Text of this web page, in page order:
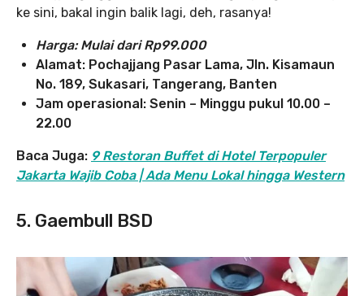
ke sini, bakal ingin balik lagi, deh, rasanya!
Harga: Mulai dari Rp99.000
Alamat: Pochajjang Pasar Lama, Jln. Kisamaun
No. 189, Sukasari, Tangerang, Banten
Jam operasional: Senin – Minggu pukul 10.00 –
22.00
Baca Juga: 9 Restoran Buffet di Hotel Terpopuler
Jakarta Wajib Coba | Ada Menu Lokal hingga Western
5. Gaembull BSD